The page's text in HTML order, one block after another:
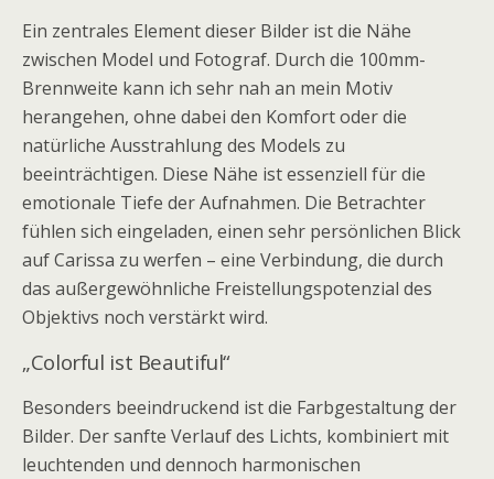
Ein zentrales Element dieser Bilder ist die Nähe
zwischen Model und Fotograf. Durch die 100mm-
Brennweite kann ich sehr nah an mein Motiv
herangehen, ohne dabei den Komfort oder die
natürliche Ausstrahlung des Models zu
beeinträchtigen. Diese Nähe ist essenziell für die
emotionale Tiefe der Aufnahmen. Die Betrachter
fühlen sich eingeladen, einen sehr persönlichen Blick
auf Carissa zu werfen – eine Verbindung, die durch
das außergewöhnliche Freistellungspotenzial des
Objektivs noch verstärkt wird.
„Colorful ist Beautiful“
Besonders beeindruckend ist die Farbgestaltung der
Bilder. Der sanfte Verlauf des Lichts, kombiniert mit
leuchtenden und dennoch harmonischen